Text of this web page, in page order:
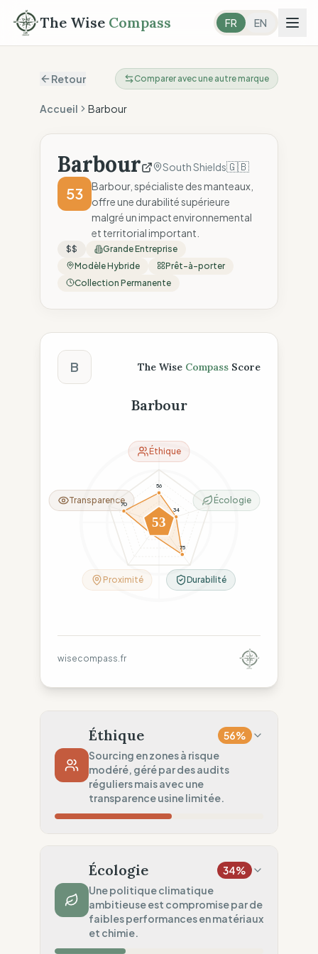
The Wise Compass FR EN
Retour Comparer avec une autre marque
Accueil Barbour
Barbour South Shields🇬🇧
53
Barbour, spécialiste des manteaux,
offre une durabilité supérieure
malgré un impact environnemental
et territorial important.
$$
Grande Entreprise
Modèle Hybride
Prêt-à-porter
Collection Permanente
Score The Wise Compass
B The Wise Compass Score
Barbour
56
34
75
26
70
53
Éthique
Écologie
Durabilité
Proximité
Transparence
wisecompass.fr
Éthique 56%
Sourcing en zones à risque
modéré, géré par des audits
réguliers mais avec une
transparence usine limitée.
Droits non garantis (Monde)
Traçabilité
Rang 1 & partage ONG
Audits Sociaux
Écologie 34%
Une politique climatique
ambitieuse est compromise par de
faibles performances en matériaux
et chimie.